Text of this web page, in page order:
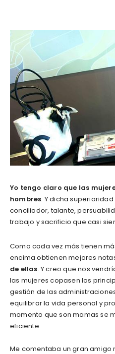
Yo tengo claro que las
hombres. Y dicha
conciliador, talante,
trabajo y sacrificio que casi
Como cada vez más tienen
encima obtienen mejores
de ellas. Y creo que nos
las mujeres copasen los
gestión de las
equilibrar la vida personal y
momento que son mamas se
eficiente.
Me comentaba un gran amigo